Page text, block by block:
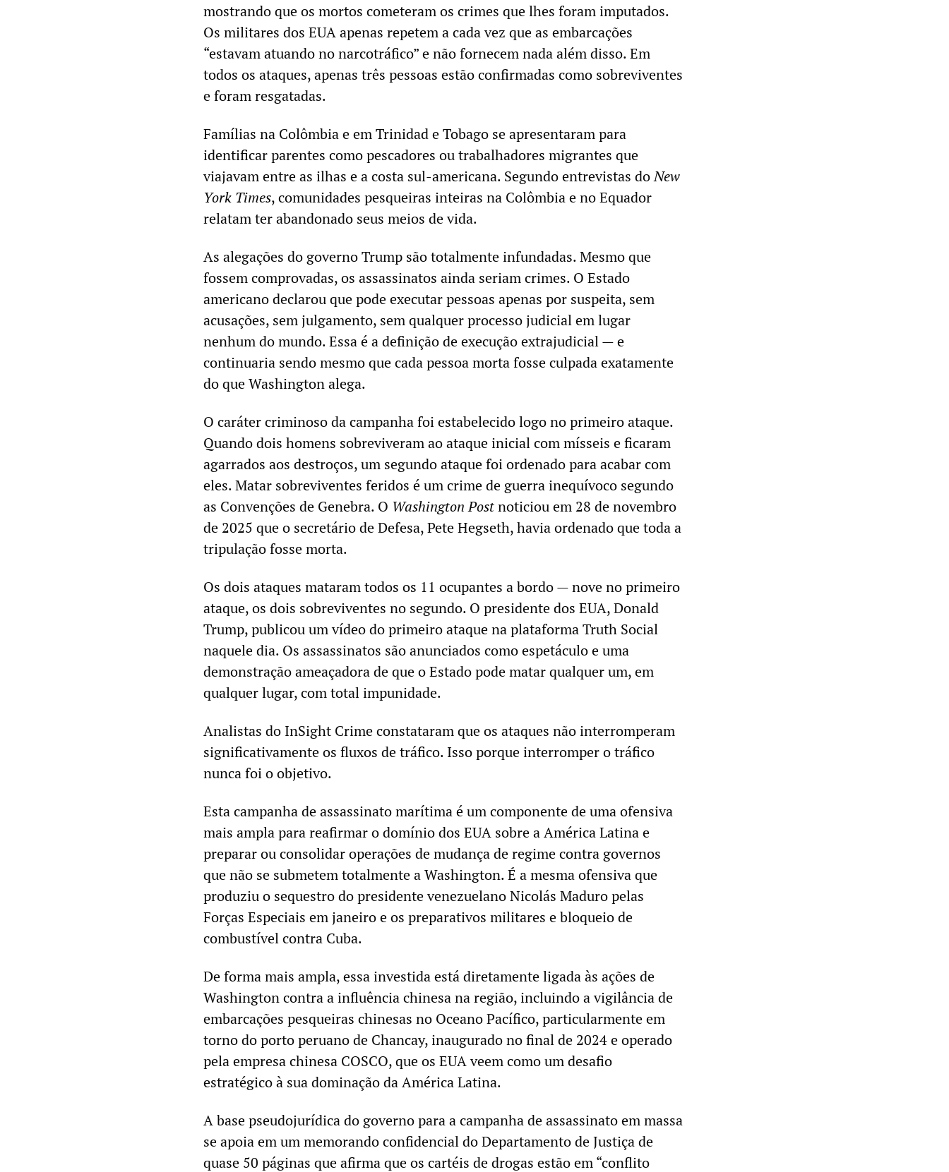
mostrando que os mortos cometeram os crimes que lhes foram imputados.
Os militares dos EUA apenas repetem a cada vez que as embarcações
“estavam atuando no narcotráfico” e não fornecem nada além disso. Em
todos os ataques, apenas três pessoas estão confirmadas como sobreviventes
e foram resgatadas.
Famílias na Colômbia e em Trinidad e Tobago se apresentaram para
identificar parentes como pescadores ou trabalhadores migrantes que
viajavam entre as ilhas e a costa sul-americana. Segundo entrevistas doNew
York Times, comunidades pesqueiras inteiras na Colômbia e no Equador
relatam ter abandonado seus meios de vida.
As alegações do governo Trump são totalmente infundadas. Mesmo que
fossem comprovadas, os assassinatos ainda seriam crimes. O Estado
americano declarou que pode executar pessoas apenas por suspeita, sem
acusações, sem julgamento, sem qualquer processo judicial em lugar
nenhum do mundo. Essa é a definição de execução extrajudicial — e
continuaria sendo mesmo que cada pessoa morta fosse culpada exatamente
do que Washington alega.
O caráter criminoso da campanha foi estabelecido logo no primeiro ataque.
Quando dois homens sobreviveram ao ataque inicial com mísseis e ficaram
agarrados aos destroços, um segundo ataque foi ordenado para acabar com
eles. Matar sobreviventes feridos é um crime de guerra inequívoco segundo
as Convenções de Genebra. O Washington Postnoticiou em 28 de novembro
de 2025 que o secretário de Defesa, Pete Hegseth, havia ordenado que toda a
tripulação fosse morta.
Os dois ataques mataram todos os 11 ocupantes a bordo — nove no primeiro
ataque, os dois sobreviventes no segundo. O presidente dos EUA, Donald
Trump, publicou um vídeo do primeiro ataque na plataforma Truth Social
naquele dia. Os assassinatos são anunciados como espetáculo e uma
demonstração ameaçadora de que o Estado pode matar qualquer um, em
qualquer lugar, com total impunidade.
Analistas do InSight Crime constataram que os ataques não interromperam
significativamente os fluxos de tráfico. Isso porque interromper o tráfico
nunca foi o objetivo.
Esta campanha de assassinato marítima é um componente de uma ofensiva
mais ampla para reafirmar o domínio dos EUA sobre a América Latina e
preparar ou consolidar operações de mudança de regime contra governos
que não se submetem totalmente a Washington. É a mesma ofensiva que
produziu o sequestro do presidente venezuelano Nicolás Maduro pelas
Forças Especiais em janeiro e os preparativos militares e bloqueio de
combustível contra Cuba.
De forma mais ampla, essa investida está diretamente ligada às ações de
Washington contra a influência chinesa na região, incluindo a vigilância de
embarcações pesqueiras chinesas no Oceano Pacífico, particularmente em
torno do porto peruano de Chancay, inaugurado no final de 2024 e operado
pela empresa chinesa COSCO, que os EUA veem como um desafio
estratégico à sua dominação da América Latina.
A base pseudojurídica do governo para a campanha de assassinato em massa
se apoia em um memorando confidencial do Departamento de Justiça de
quase 50 páginas que afirma que os cartéis de drogas estão em “conflito